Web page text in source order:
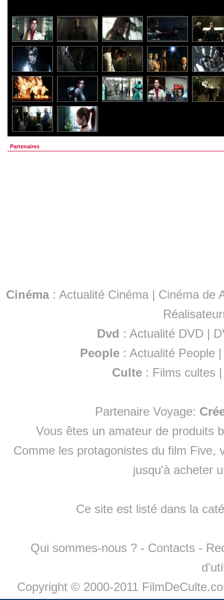
Partenaires
Cinéma: Actualité Cinéma | Cinéma de
Dvd : Actualité DVD |
People :Actualité People
Culte : Films cultes
Partenaire Voyage:
Vous êtes un amateur de produits
Comme les protagonistes du film Five,
jusqu'à acheter
Ce site est listé dans la
Qui sommes-nous ? - Contacts -
Copyright © 2000-2011